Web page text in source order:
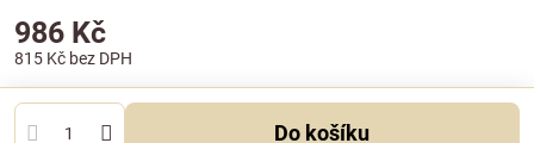
986 Kč
815 Kč bez DPH
Do košíku